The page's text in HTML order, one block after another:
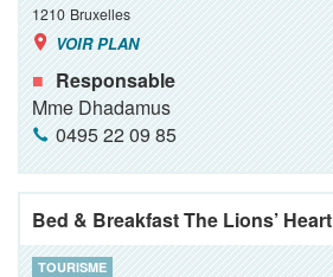
1210 Bruxelles
VOIR PLAN
Responsable
Mme Dhadamus
0495 22 09 85
Bed & Breakfast The Lions’ Heart
TOURISME